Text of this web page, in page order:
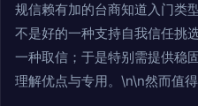
规信赖有加的台商知道入门类
不是好的一种支持自我信任挑
一种取信；于是特别需提供稳
理解优点与专用。\n\n然而值